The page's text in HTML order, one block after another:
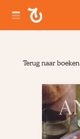
Terug naar boeken